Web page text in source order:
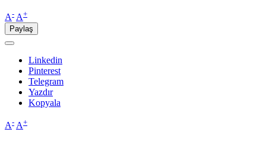
A- A+
Paylaş
Linkedin
Pinterest
Telegram
Yazdır
Kopyala
A- A+